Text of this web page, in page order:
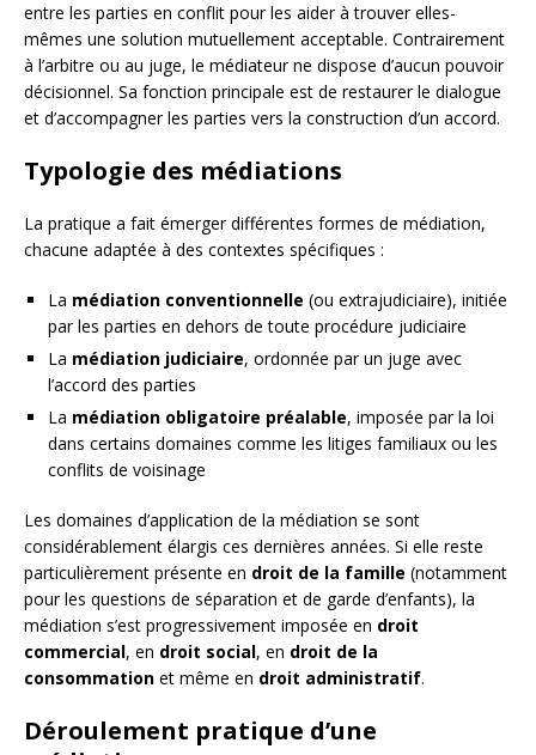
entre les parties en conflit pour les aider à trouver elles-
mêmes une solution mutuellement acceptable. Contrairement
à l’arbitre ou au juge, le médiateur ne dispose d’aucun pouvoir
décisionnel. Sa fonction principale est de restaurer le dialogue
et d’accompagner les parties vers la construction d’un accord.
Typologie des médiations
La pratique a fait émerger différentes formes de médiation,
chacune adaptée à des contextes spécifiques :
La médiation conventionnelle (ou extrajudiciaire), initiée
par les parties en dehors de toute procédure judiciaire
La médiation judiciaire, ordonnée par un juge avec
l’accord des parties
La médiation obligatoire préalable, imposée par la loi
dans certains domaines comme les litiges familiaux ou les
conflits de voisinage
Les domaines d’application de la médiation se sont
considérablement élargis ces dernières années. Si elle reste
particulièrement présente en droit de la famille (notamment
pour les questions de séparation et de garde d’enfants), la
médiation s’est progressivement imposée en droit
commercial, en droit social, en droit de la
consommation et même en droit administratif.
Déroulement pratique d’une